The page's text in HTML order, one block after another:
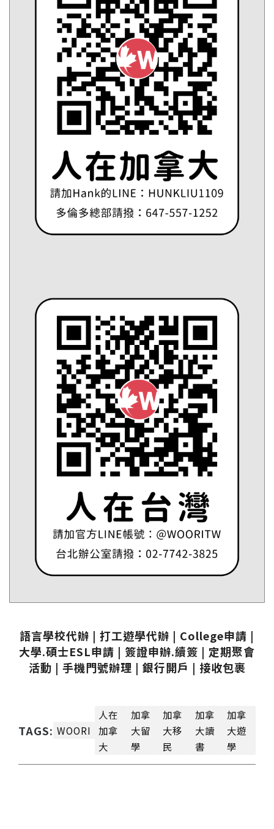
語言學校代辦 | 打工遊學代辦 | College申請 |
大學.碩士ESL申請 | 簽證申辦.續簽 | 定期聚會
活動 | 手機門號辦理 | 銀行開戶 | 接收包裹
TAGS: WOORI
人在
加拿
大
加拿
大留
學
加拿
大移
民
加拿
大讀
書
加拿
大遊
學